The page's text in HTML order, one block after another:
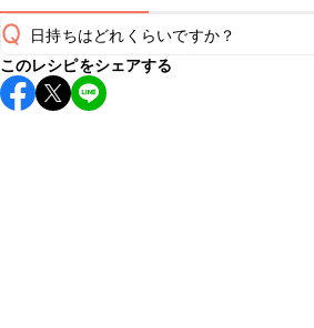
Q 日持ちはどれくらいですか？
保存期間は冷蔵で翌日中が目安です。
し上がりください。
このレシピをシェアする